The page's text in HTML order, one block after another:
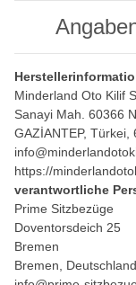
Minderland Oto Kilif
Sanayi Mah. 60366
GAZİANTEP, Türkei,
https://
verantwortliche
Prime Sitzbezüge
Doventorsdeich 25
Bremen
Bremen,